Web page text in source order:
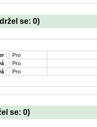
se: 0)
:
Pro
:
Pro
: Pro
se: 0)